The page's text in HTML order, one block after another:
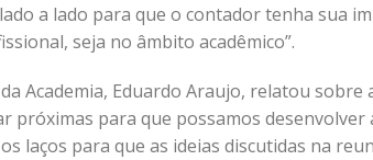
a lado para que o contador tenha sua
seja no âmbito acadêmico”.
Academia, Eduardo Araujo, relatou sobre
próximas para que possamos
laços para que as ideias discutidas na